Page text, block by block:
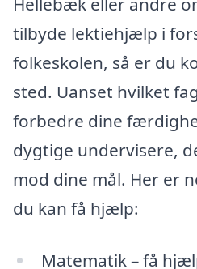
tilbyde lektiehjælp i
folkeskolen, så er du
sted. Uanset hvilket
forbedre dine
dygtige undervisere,
mod dine mål. Her er
du kan få hjælp:
Matematik – få